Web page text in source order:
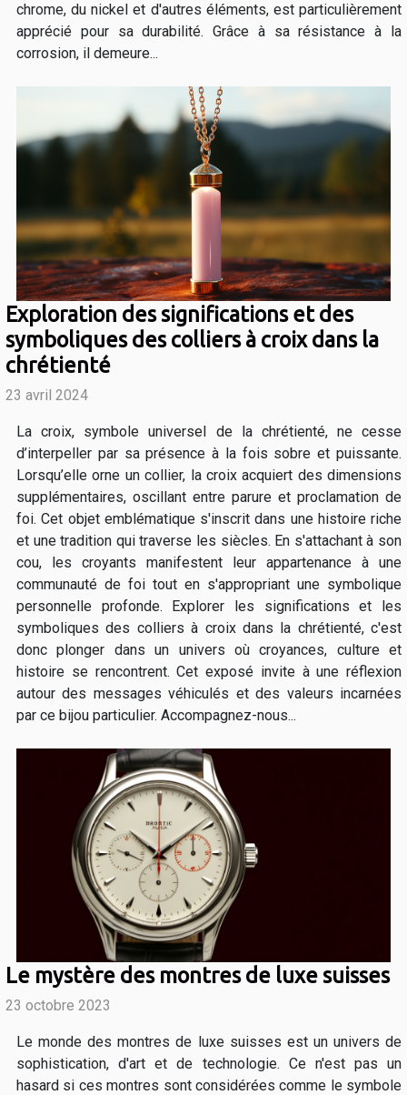
chrome, du nickel et d'autres éléments, est particulièrement
apprécié pour sa durabilité. Grâce à sa résistance à la
corrosion, il demeure...
Exploration des significations et des
symboliques des colliers à croix dans la
chrétienté
23 avril 2024
La croix, symbole universel de la chrétienté, ne cesse
d’interpeller par sa présence à la fois sobre et puissante.
Lorsqu’elle orne un collier, la croix acquiert des dimensions
supplémentaires, oscillant entre parure et proclamation de
foi. Cet objet emblématique s'inscrit dans une histoire riche
et une tradition qui traverse les siècles. En s'attachant à son
cou, les croyants manifestent leur appartenance à une
communauté de foi tout en s'appropriant une symbolique
personnelle profonde. Explorer les significations et les
symboliques des colliers à croix dans la chrétienté, c'est
donc plonger dans un univers où croyances, culture et
histoire se rencontrent. Cet exposé invite à une réflexion
autour des messages véhiculés et des valeurs incarnées
par ce bijou particulier. Accompagnez-nous...
Le mystère des montres de luxe suisses
23 octobre 2023
Le monde des montres de luxe suisses est un univers de
sophistication, d'art et de technologie. Ce n'est pas un
hasard si ces montres sont considérées comme le symbole